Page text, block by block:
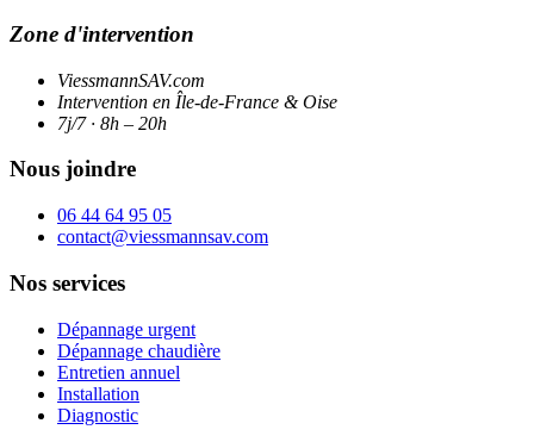
Zone d'intervention
ViessmannSAV.com
Intervention en Île-de-France & Oise
7j/7 · 8h – 20h
Nous joindre
06 44 64 95 05
contact@viessmannsav.com
Nos services
Dépannage urgent
Dépannage chaudière
Entretien annuel
Installation
Diagnostic